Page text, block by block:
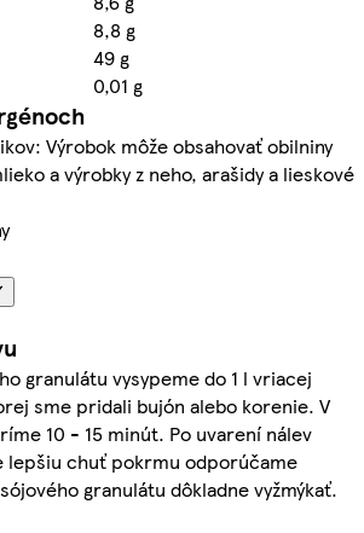
8,8 g
49 g
0,01 g
Výrobok môže obsahovať obilniny
a výrobky z neho, arašidy a lieskové
granulátu vysypeme do 1 l vriacej
sme pridali bujón alebo korenie. V
10 - 15 minút. Po uvarení nálev
lepšiu chuť pokrmu odporúčame
granulátu dôkladne vyžmýkať.